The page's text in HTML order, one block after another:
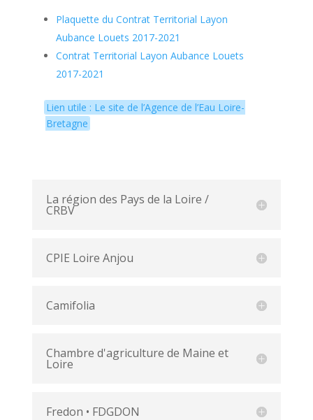
Plaquette du Contrat Territorial Layon
Aubance Louets 2017-2021
Contrat Territorial Layon Aubance Louets
2017-2021
Lien utile : Le site de l’Agence de l’Eau Loire-
Bretagne
La région des Pays de la Loire /
CRBV
CPIE Loire Anjou
Camifolia
Chambre d'agriculture de Maine et
Loire
Fredon • FDGDON